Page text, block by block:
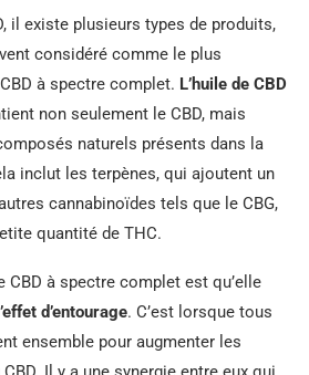
il existe plusieurs types de produits,
considéré comme le plus
à spectre complet. L’huile de CBD
non seulement le CBD, mais
naturels présents dans la
inclut les terpènes, qui ajoutent un
cannabinoïdes tels que le CBG,
quantité de THC.
CBD à spectre complet est qu’elle
l’effet d’entourage. C’est lorsque tous
ensemble pour augmenter les